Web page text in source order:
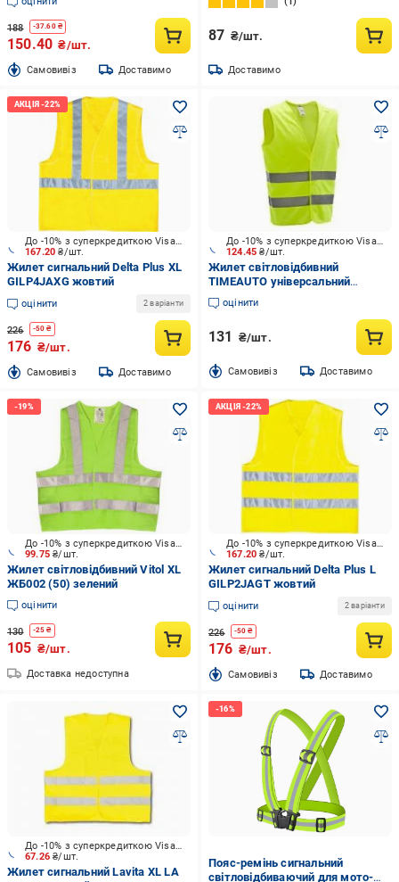
188 -37.60₴
150.40 ₴/шт.
Cамовивіз Доставимо
87 ₴/шт.
Доставимо
167.20₴/шт.
До -10% з суперкредиткою Visa Вигода
Жилет сигнальний Delta Plus XL
GILP4JAXG жовтий
оцінити 2 варіанти
226 -50 ₴
176 ₴/шт.
Cамовивіз Доставимо
124.45₴/шт.
До -10% з суперкредиткою Visa Вигода
Жилет світловідбивний
TIMEAUTO універсальний
салатовий
оцінити
131 ₴/шт.
Cамовивіз Доставимо
99.75₴/шт.
До -10% з суперкредиткою Visa Вигода
Жилет світловідбивний Vitol XL
ЖБ002 (50) зелений
оцінити
130 -25 ₴
105 ₴/шт.
Доставка недоступна
167.20₴/шт.
До -10% з суперкредиткою Visa Вигода
Жилет сигнальний Delta Plus L
GILP2JAGT жовтий
оцінити 2 варіанти
226 -50 ₴
176 ₴/шт.
Cамовивіз Доставимо
67.26₴/шт.
До -10% з суперкредиткою Visa Вигода
Жилет сигнальний Lavita XL LA
Пояс-ремінь сигнальний
світловідбиваючий для мото-